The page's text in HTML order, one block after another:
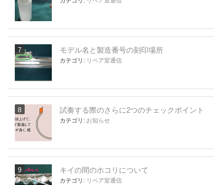
モデル名と製造番号の刻印場所
カテゴリ: リペア室通信
試奏する際のさらに2つのチェックポイント
カテゴリ: お知らせ
キイの間のホコリについて
カテゴリ: リペア室通信